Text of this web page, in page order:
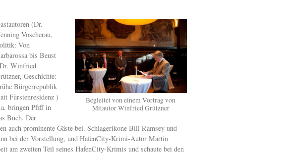
Begleitet von einem Vortrag von
Mitautor Winfried Grützner
(Dr.
Voscherau,
Von
bis Beust
Winfried
Geschichte:
Bürgerrepublik
Fürstenresidenz )
bringen Pfiff in
Buch. Der
auch prominente Gäste bei. Schlagerikone Bill Ramsey und
bei der Vorstellung, und HafenCity-Krimi-Autor Martin
am zweiten Teil seines HafenCity-Krimis und schaute bei den